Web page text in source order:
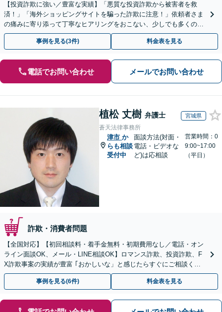
【投資詐欺に強い／豊富な実績】「悪質な投資詐欺から被害者を救
済！」「海外ショッピングサイトを騙った詐欺に注意！」依頼者さま
の痛みに寄り添って丁寧なヒアリングをおこない、少しでも多くの返
金が得られるよう尽力します！
事例を見る(3件) 料金表を見る
電話でお問い合わせ メールでお問い合わせ
植松 丈樹 弁護士 宮城県
蒼天法律事務所
津市 か
らも相談
受付中
面談方法(対面・
電話・ビデオな
ど)は応相談
営業時間：0
9:00~17:00
（平日）
詐欺・消費者問題
【全国対応】【初回相談料・着手金無料・初期費用なし／電話・オン
ライン面談OK、メール・LINE相談OK】ロマンス詐欺、投資詐欺、F
X詐欺事案の実績が豊富 ｢おかしいな」と感じたらすぐにご相談くだ
さい。
事例を見る(6件) 料金表を見る